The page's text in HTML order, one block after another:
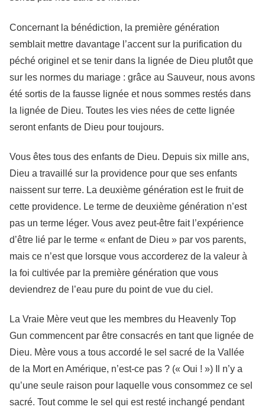
Concernant la bénédiction, la première génération
semblait mettre davantage l’accent sur la purification du
péché originel et se tenir dans la lignée de Dieu plutôt que
sur les normes du mariage : grâce au Sauveur, nous avons
été sortis de la fausse lignée et nous sommes restés dans
la lignée de Dieu. Toutes les vies nées de cette lignée
seront enfants de Dieu pour toujours.
Vous êtes tous des enfants de Dieu. Depuis six mille ans,
Dieu a travaillé sur la providence pour que ses enfants
naissent sur terre. La deuxième génération est le fruit de
cette providence. Le terme de deuxième génération n’est
pas un terme léger. Vous avez peut-être fait l’expérience
d’être lié par le terme « enfant de Dieu » par vos parents,
mais ce n’est que lorsque vous accorderez de la valeur à
la foi cultivée par la première génération que vous
deviendrez de l’eau pure du point de vue du ciel.
La Vraie Mère veut que les membres du Heavenly Top
Gun commencent par être consacrés en tant que lignée de
Dieu. Mère vous a tous accordé le sel sacré de la Vallée
de la Mort en Amérique, n’est-ce pas ? (« Oui ! ») Il n’y a
qu’une seule raison pour laquelle vous consommez ce sel
sacré. Tout comme le sel qui est resté inchangé pendant